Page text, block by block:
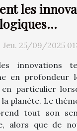
les
elles
durable ?
Jeu. 25/09/2025
innovations
en profondeur
particulier
planète. Le
tout son
alors que de